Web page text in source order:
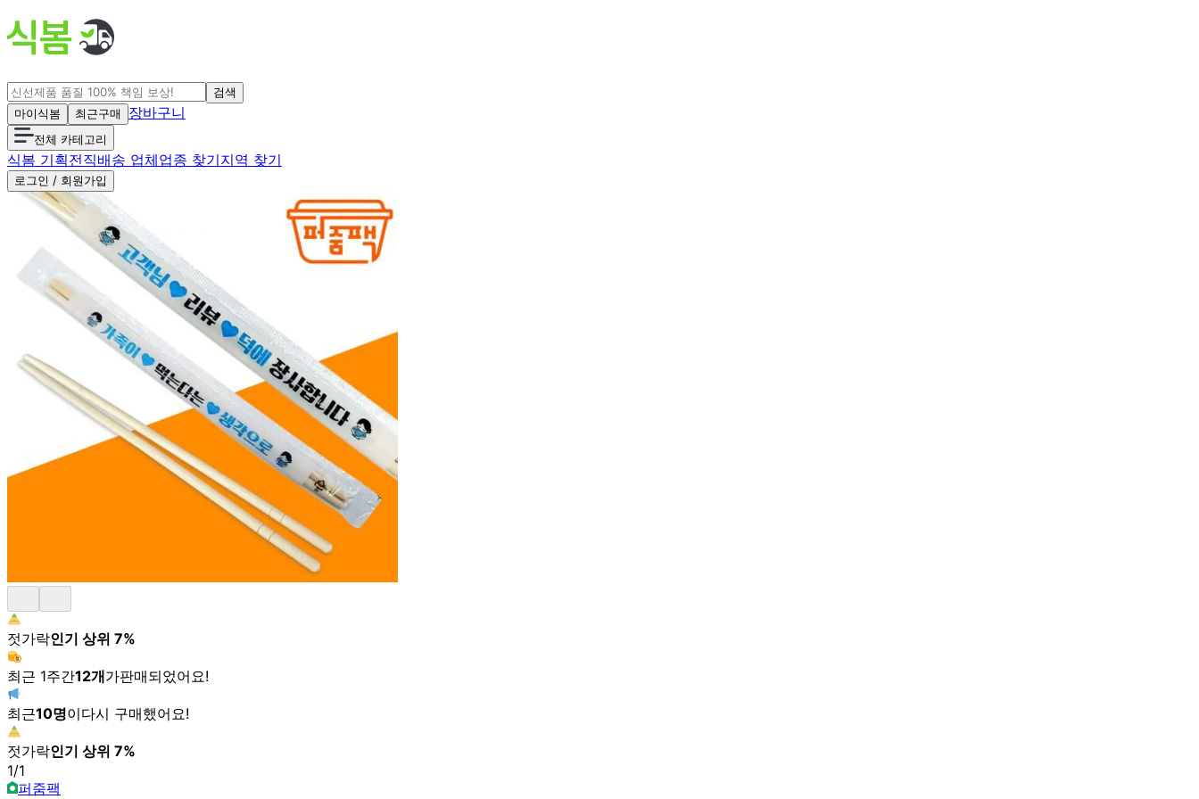
검색
마이식봄
최근구매 장바구니
전체 카테고리
식봄 기획전직배송 업체업종 찾기지역 찾기
로그인 / 회원가입
젓가락인기 상위 7%
최근 1주간12개가판매되었어요!
최근10명이다시 구매했어요!
젓가락인기 상위 7%
1/1
퍼줌팩